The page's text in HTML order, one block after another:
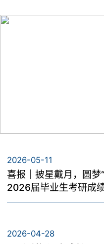
团学工作
招生就业
专业介绍
校友之窗
医学影像博物馆
华及全体辅导员参加培训。
2026-05-11
喜报｜披星戴月，圆
2026届毕业生考研成
2026-04-28